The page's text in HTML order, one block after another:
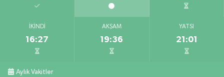
İKINDI
16:27
AKŞAM
19:36
YATSI
21:01
Aylık Vakitler